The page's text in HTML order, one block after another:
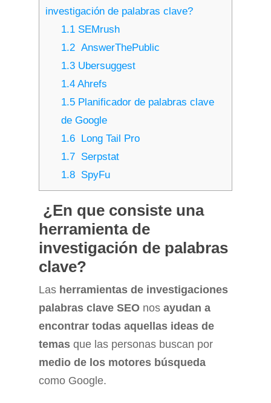
investigación de palabras clave?
1.1SEMrush
1.2AnswerThePublic
1.3Ubersuggest
1.4Ahrefs
1.5Planificador de palabras clave
de Google
1.6Long Tail Pro
1.7Serpstat
1.8SpyFu
¿En que consiste una
herramienta de
investigación de palabras
clave?
Las herramientas de investigaciones
palabras clave SEO nos ayudan a
encontrar todas aquellas ideas de
temas que las personas buscan por
medio de los motores búsqueda
como Google.